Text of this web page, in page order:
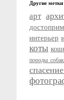
Другие метки
арт
интерьер
коты
породы собак